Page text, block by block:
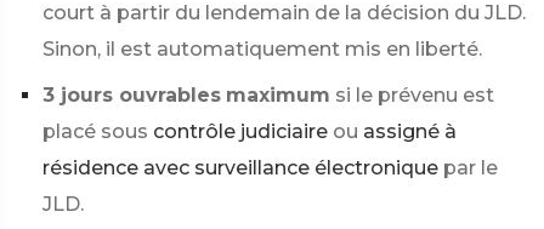
court à partir du lendemain de la décision du JLD.
Sinon, il est automatiquement mis en liberté.
3 jours ouvrables maximum si le prévenu est
placé sous contrôle judiciaire ou assigné à
résidence avec surveillance électronique par le
JLD.